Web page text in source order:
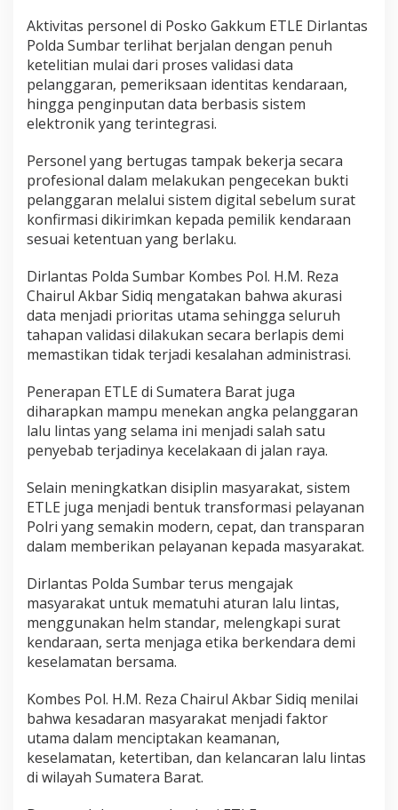
a
n
C
p
a
t
a
M
o
d
e
n
U
n
t
u
k
W
r
g
a
Aktivitas personel di Posko Gakkum ETLE Dirlantas
Polda Sumbar terlihat berjalan dengan penuh
ketelitian mulai dari proses validasi data
pelanggaran, pemeriksaan identitas kendaraan,
hingga penginputan data berbasis sistem
elektronik yang terintegrasi.
Personel yang bertugas tampak bekerja secara
profesional dalam melakukan pengecekan bukti
pelanggaran melalui sistem digital sebelum surat
konfirmasi dikirimkan kepada pemilik kendaraan
sesuai ketentuan yang berlaku.
Dirlantas Polda Sumbar Kombes Pol. H.M. Reza
Chairul Akbar Sidiq mengatakan bahwa akurasi
data menjadi prioritas utama sehingga seluruh
tahapan validasi dilakukan secara berlapis demi
memastikan tidak terjadi kesalahan administrasi.
Penerapan ETLE di Sumatera Barat juga
diharapkan mampu menekan angka pelanggaran
lalu lintas yang selama ini menjadi salah satu
penyebab terjadinya kecelakaan di jalan raya.
Selain meningkatkan disiplin masyarakat, sistem
ETLE juga menjadi bentuk transformasi pelayanan
Polri yang semakin modern, cepat, dan transparan
dalam memberikan pelayanan kepada masyarakat.
Dirlantas Polda Sumbar terus mengajak
masyarakat untuk mematuhi aturan lalu lintas,
menggunakan helm standar, melengkapi surat
kendaraan, serta menjaga etika berkendara demi
keselamatan bersama.
Kombes Pol. H.M. Reza Chairul Akbar Sidiq menilai
bahwa kesadaran masyarakat menjadi faktor
utama dalam menciptakan keamanan,
keselamatan, ketertiban, dan kelancaran lalu lintas
di wilayah Sumatera Barat.